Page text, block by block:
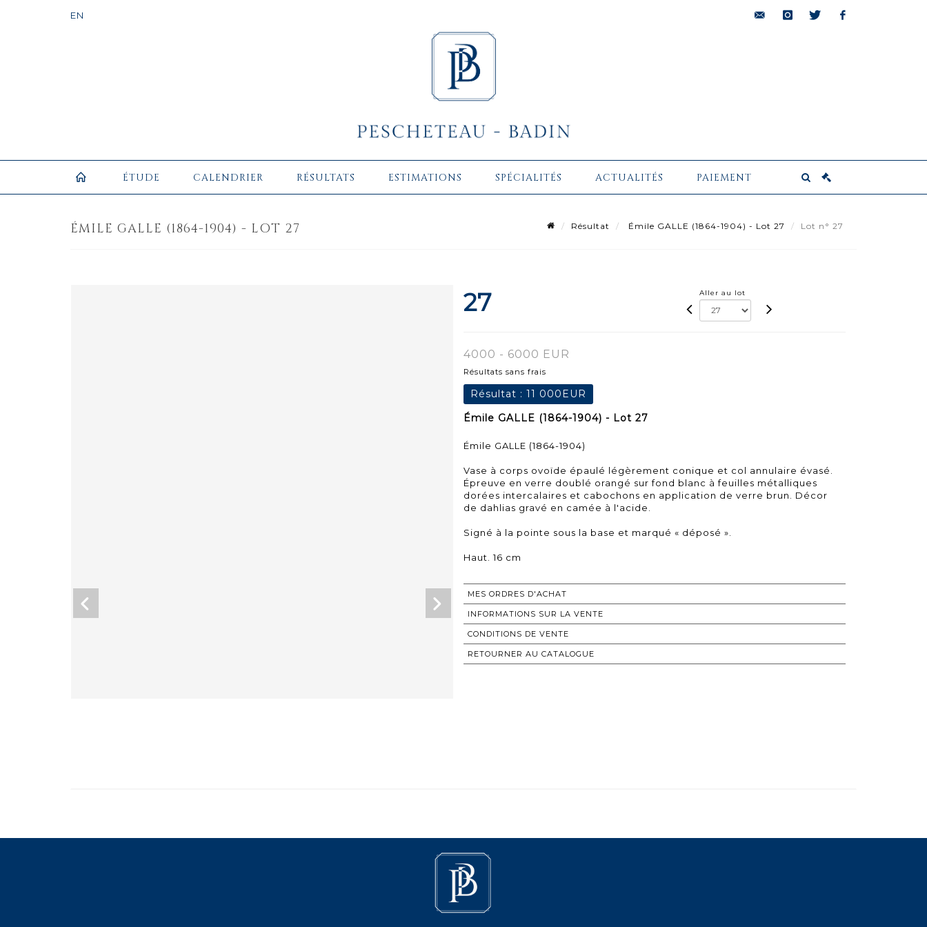
ÉTUDE CALENDRIER RÉSULTATS ESTIMATIONS SPÉCIALITÉS ACTUALITÉS PAIEMENT
ÉMILE GALLE (1864-1904) - LOT 27 Résultat Émile GALLE (1864-1904) - Lot 27 Lot n° 27
27 Aller au lot
4000 - 6000 EUR
Résultats sans frais
Résultat : 11 000EUR
Émile GALLE (1864-1904) - Lot 27
Émile GALLE (1864-1904)
Vase à corps ovoïde épaulé légèrement conique et col annulaire évasé.
Épreuve en verre doublé orangé sur fond blanc à feuilles métalliques
dorées intercalaires et cabochons en application de verre brun. Décor
de dahlias gravé en camée à l'acide.
Signé à la pointe sous la base et marqué « déposé ».
Haut. 16 cm
MES ORDRES D'ACHAT
INFORMATIONS SUR LA VENTE
CONDITIONS DE VENTE
RETOURNER AU CATALOGUE